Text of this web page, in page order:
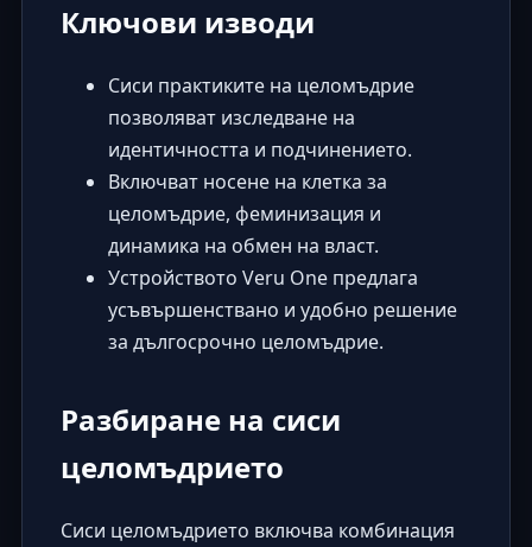
Ключови изводи
Сиси практиките на целомъдрие
позволяват изследване на
идентичността и подчинението.
Включват носене на клетка за
целомъдрие, феминизация и
динамика на обмен на власт.
Устройството Veru One предлага
усъвършенствано и удобно решение
за дългосрочно целомъдрие.
Разбиране на сиси
целомъдрието
Сиси целомъдрието включва комбинация